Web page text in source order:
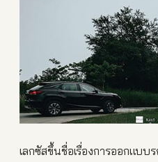
เลกซัสขึ้นชื่อเรื่องการออกแบบร